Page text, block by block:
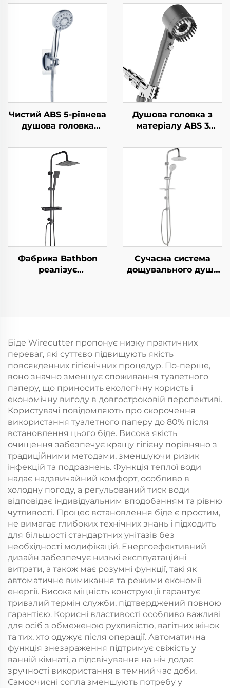
Чистий ABS 5-рівнева
душова головка
електрохромуванням,
ультратовста,
довговічна
силиконова
антизабивна розсипь
для легкого
прибирання
Душова головка з
матеріалу ABS 3
кольору з
збільшенням тиску,
фільтром з матеріалу
PP та кнопкою
зупинки, клеєва
підставка та душова
гвинтка
Фабрика Bathbon
реалізує
Комплект матового
чорного крана
Душовий набір для
ванної кімнати
Сучасна система
дощувального душу
Біде Wirecutter пропонує низку практичних
переваг, які суттєво підвищують якість
повсякденних гігієнічних процедур. По-перше,
воно значно зменшує споживання туалетного
паперу, що приносить екологічну користь і
економічну вигоду в довгостроковій перспективі.
Користувачі повідомляють про скорочення
використання туалетного паперу до 80% після
встановлення цього біде. Висока якість
очищення забезпечує кращу гігієну порівняно з
традиційними методами, зменшуючи ризик
інфекцій та подразнень. Функція теплої води
надає надзвичайний комфорт, особливо в
холодну погоду, а регульований тиск води
відповідає індивідуальним вподобанням та рівню
чутливості. Процес встановлення біде є простим,
не вимагає глибоких технічних знань і підходить
для більшості стандартних унітазів без
необхідності модифікацій. Енергоефективний
дизайн забезпечує низькі експлуатаційні
витрати, а також має розумні функції, такі як
автоматичне вимикання та режими економії
енергії. Висока міцність конструкції гарантує
тривалий термін служби, підтверджений повною
гарантією. Корисні властивості особливо важливі
для осіб з обмеженою рухливістю, вагітних жінок
та тих, хто одужує після операції. Автоматична
функція знезараження підтримує свіжість у
ванній кімнаті, а підсвічування на ніч додає
зручності використання в темний час доби.
Самоочисні сопла зменшують потребу у